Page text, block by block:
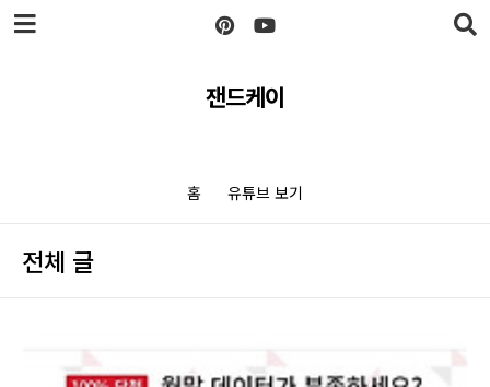
본문 바로가기
잰드케이
홈 유튜브 보기
전체 글